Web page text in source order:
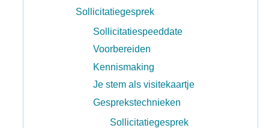
Sollicitatiegesprek
Sollicitatiespeeddate
Voorbereiden
Kennismaking
Je stem als visitekaartje
Gesprekstechnieken
Sollicitatiegesprek